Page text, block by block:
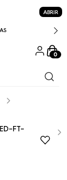
ABRIR
0